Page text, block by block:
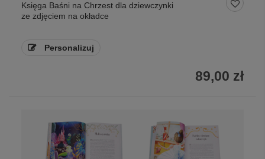
Księga Baśni na Chrzest dla dziewczynki
ze zdjęciem na okładce
Personalizuj
89,00 zł